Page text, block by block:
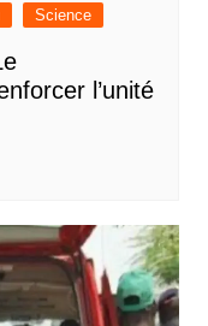
Science
l’unité